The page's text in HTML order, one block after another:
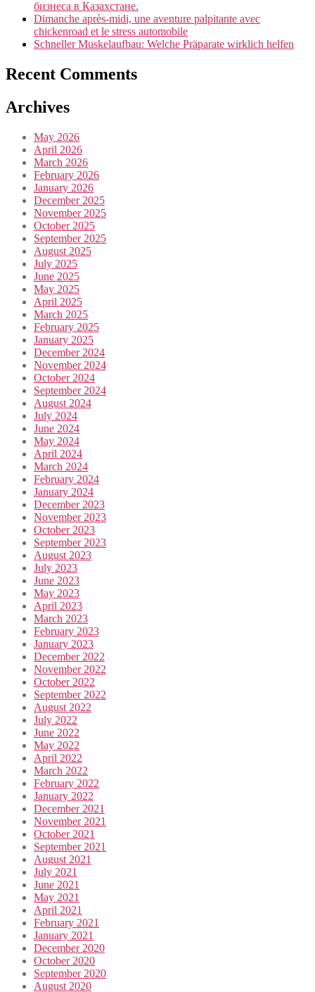
бизнеса в Казахстане.
Dimanche après-midi, une aventure palpitante avec
chickenroad et le stress automobile
Schneller Muskelaufbau: Welche Präparate wirklich helfen
Recent Comments
Archives
May 2026
April 2026
March 2026
February 2026
January 2026
December 2025
November 2025
October 2025
September 2025
August 2025
July 2025
June 2025
May 2025
April 2025
March 2025
February 2025
January 2025
December 2024
November 2024
October 2024
September 2024
August 2024
July 2024
June 2024
May 2024
April 2024
March 2024
February 2024
January 2024
December 2023
November 2023
October 2023
September 2023
August 2023
July 2023
June 2023
May 2023
April 2023
March 2023
February 2023
January 2023
December 2022
November 2022
October 2022
September 2022
August 2022
July 2022
June 2022
May 2022
April 2022
March 2022
February 2022
January 2022
December 2021
November 2021
October 2021
September 2021
August 2021
July 2021
June 2021
May 2021
April 2021
February 2021
January 2021
December 2020
October 2020
September 2020
August 2020